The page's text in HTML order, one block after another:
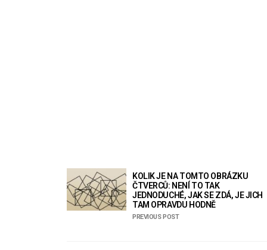
KOLIK JE NA TOMTO OBRÁZKU
ČTVERCŮ: NENÍ TO TAK
JEDNODUCHÉ, JAK SE ZDÁ, JE JICH
TAM OPRAVDU HODNĚ
PREVIOUS POST